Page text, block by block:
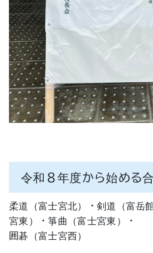
令和８年度から始める
柔道（富士宮北）・剣道（富岳
宮東）・箏曲（富士宮東）・
囲碁（富士宮西）